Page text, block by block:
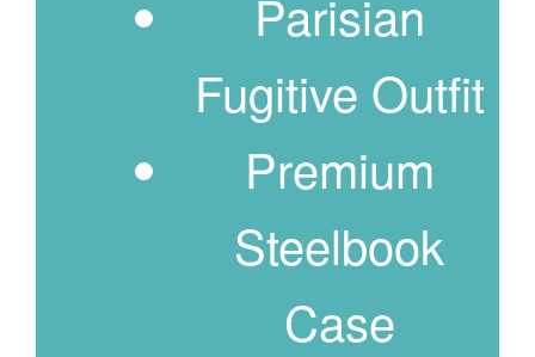
Parisian
Fugitive Outfit
Premium
Steelbook
Case